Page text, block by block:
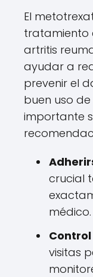
El
tratamiento
artritis
ayudar a
prevenir el
buen uso
importante
crucial
médico.
visitas